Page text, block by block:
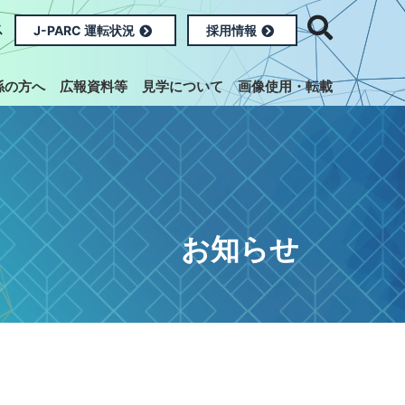
J-PARC 運転状況 採用情報
の方へ 広報資料等 見学について 画像使用・転載
お知らせ